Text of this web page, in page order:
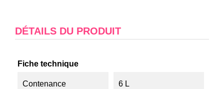
DÉTAILS DU PRODUIT
Fiche technique
Contenance 6 L